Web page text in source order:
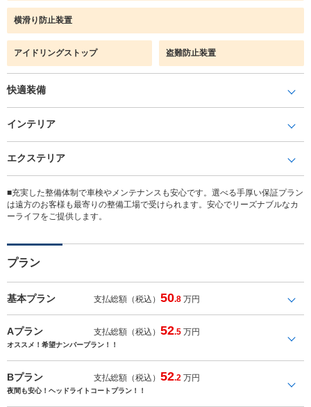
横滑り防止装置
アイドリングストップ 盗難防止装置
快適装備
インテリア
エクステリア
■充実した整備体制で車検やメンテナンスも安心です。選べる手厚い保証プラン
は遠方のお客様も最寄りの整備工場で受けられます。安心でリーズナブルなカ
ーライフをご提供します。
プラン
基本プラン 支払総額（税込）50.8 万円
Aプラン 支払総額（税込）52.5 万円
オススメ！希望ナンバープラン！！
Bプラン 支払総額（税込）52.2 万円
夜間も安心！ヘッドライトコートプラン！！